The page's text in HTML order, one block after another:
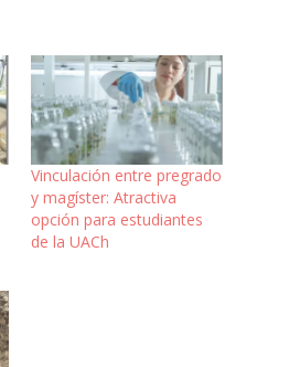
Vinculación entre pregrado
y magíster: Atractiva
opción para estudiantes
de la UACh